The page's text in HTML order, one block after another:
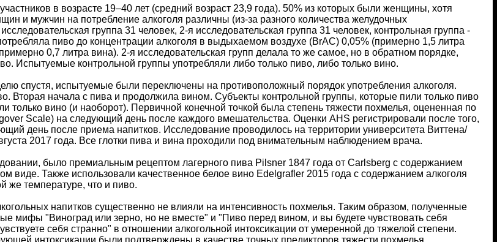
в возрасте 19–40 лет (средний возраст 23,9 года). 50% из которых были женщины, хотя
и мужчин на потребление алкоголя различны (из-за разного количества желудочных
группа 31 человек, 2-я исследовательская группа 31 человек, контрольная группа -
пиво до концентрации алкоголя в выдыхаемом воздухе (BrAC) 0,05% (примерно 1,5 литра
0,7 литра вина). 2-я исследовательская групп делала то же самое, но в обратном порядке,
Испытуемые контрольной группы употребляли либо только пиво, либо только вино.
спустя, испытуемые были переключены на противоположный порядок употребления алкоголя.
Вторая начала с пива и продолжила вином. Субъекты контрольной группы, которые пили только пиво
только вино (и наоборот). Первичной конечной точкой была степень тяжести похмелья, оцененная по
Scale) на следующий день после каждого вмешательства. Оценки AHS регистрировали после того,
день после приема напитков. Исследование проводилось на территории университета Виттена/
2017 года. Все глотки пива и вина проходили под внимательным наблюдением врача.
было премиальным рецептом лагерного пива Pilsner 1847 года от Carlsberg с содержанием
виде. Также использовали качественное белое вино Edelgrafler 2015 года с содержанием алкоголя
же температуре, что и пиво.
напитков существенно не влияли на интенсивность похмелья. Таким образом, полученные
мифы "Виноград или зерно, но не вместе" и "Пиво перед вином, и вы будете чувствовать себя
себя странно" в отношении алкогольной интоксикации от умеренной до тяжелой степени.
интоксикации были подтверждены в качестве точных предикторов тяжести похмелья.